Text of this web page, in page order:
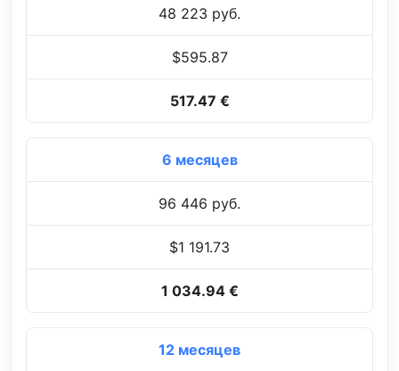
48 223 руб.
$595.87
517.47 €
6 месяцев
96 446 руб.
$1 191.73
1 034.94 €
12 месяцев